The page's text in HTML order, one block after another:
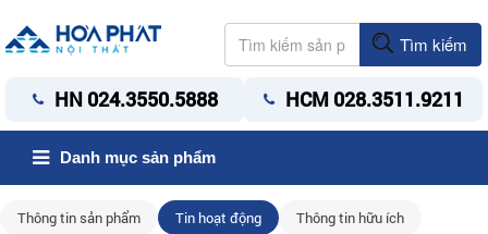
Tìm kiếm
HN 024.3550.5888 HCM 028.3511.9211
Danh mục sản phẩm
Thông tin sản phẩm Tin hoạt động
Thông tin hữu ích